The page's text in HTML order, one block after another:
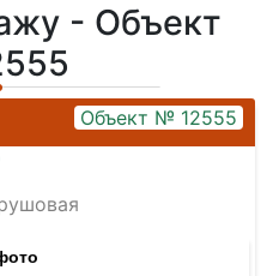
- Объект
Объект № 12555